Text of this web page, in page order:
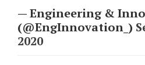
— Engineering &
(@EngInnovation_)
2020